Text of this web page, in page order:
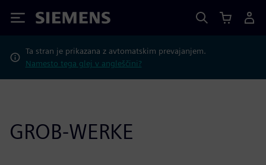
Siemens
Ta stran je prikazana z avtomatskim prevajanjem.
Namesto tega glej v angleščini?
GROB-WERKE